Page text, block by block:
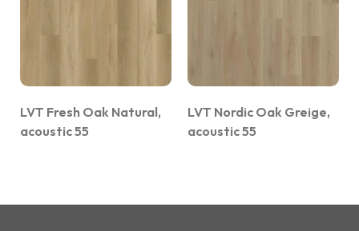
LVT Fresh Oak Natural,
acoustic 55
LVT Nordic Oak Greige,
acoustic 55